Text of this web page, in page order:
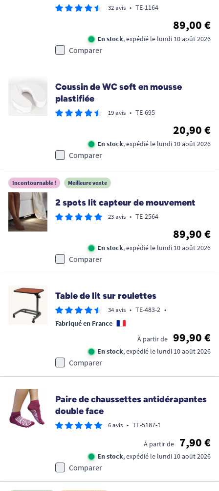
32 avis • TE-1164
89,00 €
En stock, expédié le lundi 10 août 2026
Comparer
Coussin de WC soft en mousse
plastifiée
19 avis • TE-695
20,90 €
En stock, expédié le lundi 10 août 2026
Comparer
Incontournable ! Meilleure vente
2 spots lit capteur de mouvement
23 avis • TE-2564
89,90 €
En stock, expédié le lundi 10 août 2026
Comparer
Table de lit sur roulettes
34 avis • TE-483-2 •
Fabriqué en France
À partir de
99,90 €
En stock, expédié le lundi 10 août 2026
Comparer
Paire de chaussettes antidérapantes
double face
6 avis • TE-5187-1
À partir de 7,90 €
En stock, expédié le lundi 10 août 2026
Comparer